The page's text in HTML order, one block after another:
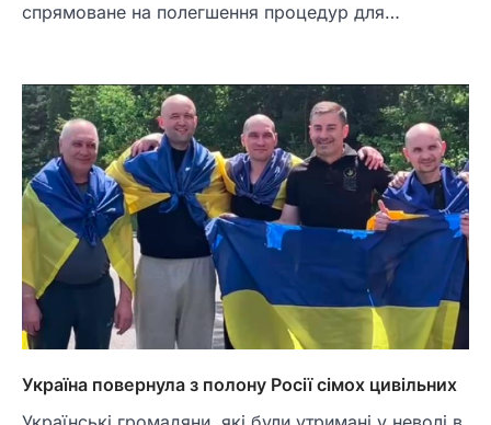
спрямоване на полегшення процедур для…
Україна повернула з полону Росії сімох цивільних